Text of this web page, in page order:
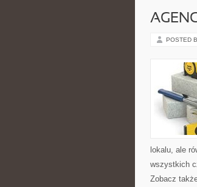
POSTED
lokalu, ale
wszystkich
Zobacz